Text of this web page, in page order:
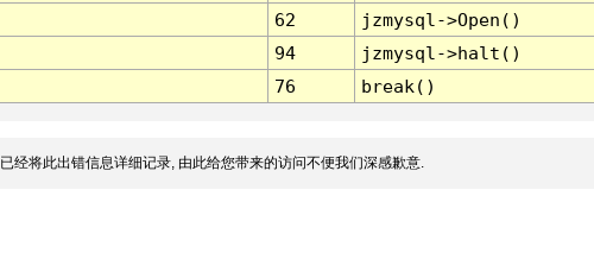
62
jzmysql->Open()
94
jzmysql->halt()
76 break()
经将此出错信息详细记录, 由此给您带来的访问不便我们深感歉意.